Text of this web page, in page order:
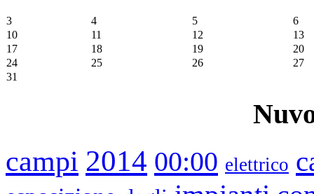
3 4 5
6
10
11 12
13
17
18 19
20
24
25 26
27
31
campi 2014 00:00 elettrico